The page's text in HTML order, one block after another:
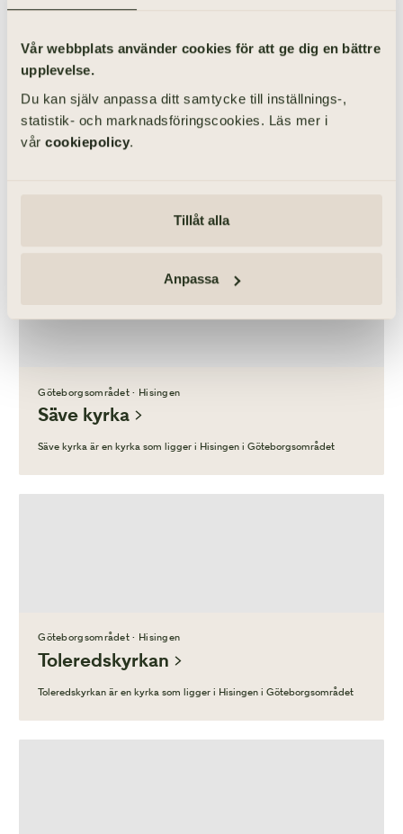
Vår webbplats använder cookies för att ge dig en bättre
upplevelse.
Du kan själv anpassa ditt samtycke till inställnings-,
statistik- och marknadsföringscookies. Läs mer i
vår cookiepolicy.
Tillåt alla
Anpassa
Lundby nya kyrka
Göteborgsområdet · Hisingen
Säve kyrka
Säve kyrka är en kyrka som ligger i Hisingen i Göteborgsområdet
Göteborgsområdet · Hisingen
Toleredskyrkan
Toleredskyrkan är en kyrka som ligger i Hisingen i Göteborgsområdet